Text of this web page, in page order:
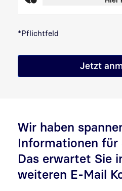
*Pflichtfeld
Jetzt
Wir haben
Informationen für
Das erwartet Sie
weiteren E-Mail